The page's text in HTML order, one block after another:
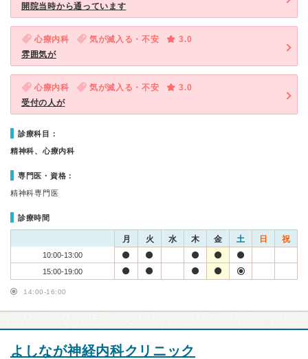
開院当時から通っています
心療内科 気が滅入る・不安
3.0
雰囲気が
心療内科 気が滅入る・不安
3.0
受付の人が
診療科目：
精神科、心療内科
専門医・資格：
精神科専門医
診療時間
月 火 水 木 金 土 日 祝
10:00-13:00
15:00-19:00
14:00-16:00
よしなが神経内科クリニック